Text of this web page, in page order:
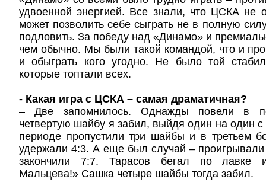
удвоенной энергией. Все знали, что ЦСКА не
может позволить себе сыграть не в полную
подловить. За победу над «Динамо» и
чем обычно. Мы были такой командой, что и
и обыграть кого угодно. Не было той
которые топтали всех.
- Какая игра с ЦСКА – самая драматичная?
– Две запомнилось. Однажды повели в
четвертую шайбу я забил, выйдя один на один
периоде пропустили три шайбы и в третьем
удержали 4:3. А еще был случай –
закончили 7:7. Тарасов бегал по лавке
Мальцева!» Сашка четыре шайбы тогда забил.